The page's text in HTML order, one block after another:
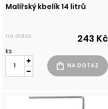
Malířský kbelík 14 litrů
na dotaz 243 Kč
ks